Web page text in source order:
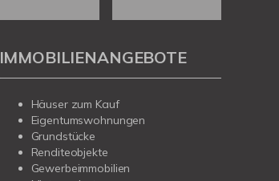
IMMOBILIENANGEBOTE
Häuser zum Kauf
Eigentumswohnungen
Grundstücke
Renditeobjekte
Gewerbeimmobilien